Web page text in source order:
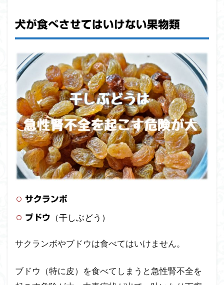
食
と
き
す
べ
き
事
3
犬
に食べ
させな
い方が
よい食
（食
～まと
犬が食べさせてはいけない果物類
サクランボ
ブドウ （干しぶどう）
サクランボやブドウは食べてはいけません。
ブドウ（特に皮）を食べてしまうと急性腎不全を